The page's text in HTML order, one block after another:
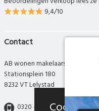
9,4/10
Contact
AB wonen makelaars
Stationsplein 180
8232 VT Lelystad
0320 - 280 280